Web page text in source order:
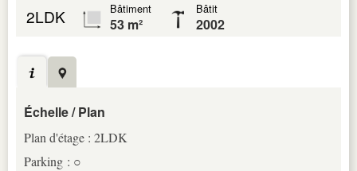
2LDK Bâtiment
53 m²
Bâtit
2002
Échelle / Plan
Plan d'étage : 2LDK
Parking : ○